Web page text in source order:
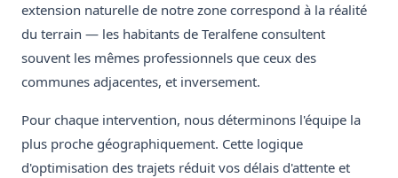
extension naturelle de notre zone correspond à la réalité
du terrain — les habitants de Teralfene consultent
souvent les mêmes professionnels que ceux des
communes adjacentes, et inversement.
Pour chaque intervention, nous déterminons l'équipe la
plus proche géographiquement. Cette logique
d'optimisation des trajets réduit vos délais d'attente et